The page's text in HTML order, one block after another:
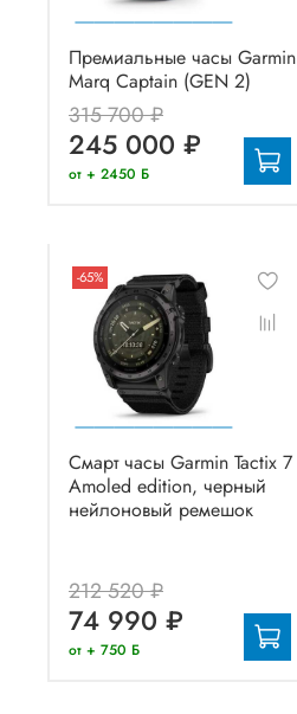
Премиальные часы Garmin
Marq Captain (GEN 2)
315 700 ₽
245 000 ₽
от + 2450 Б
-65%
Смарт часы Garmin Tactix 7
Amoled edition, черный
нейлоновый ремешок
212 520 ₽
74 990 ₽
от + 750 Б